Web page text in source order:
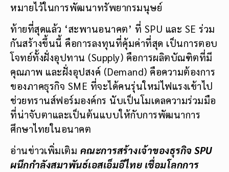
หมายไว้ในการพัฒนาทรัพยากรมนุษย์
ท้ายที่สุดแล้ว ‘สะพานอนาคต’ ที่ SPU และ SE ร่วม
กันสร้างขึ้นนี้ คือการลงทุนที่คุ้มค่าที่สุด เป็นการตอบ
โจทย์ทั้งฝั่งอุปทาน (Supply) คือการผลิตบัณฑิตที่มี
คุณภาพ และฝั่งอุปสงค์ (Demand) คือความต้องการ
ของภาคธุรกิจ SME ที่จะได้คนรุ่นใหม่ไฟแรงเข้าไป
ช่วยทรานส์ฟอร์มองค์กร นับเป็นโมเดลความร่วมมือ
ที่น่าจับตาและเป็นต้นแบบให้กับการพัฒนาการ
ศึกษาไทยในอนาคต
อ่านข่าวเพิ่มเติม คณะการสร้างเจ้าของธุรกิจ SPU
ผนึกกำลังสมาพันธ์เอสเอ็มอีไทย เชื่อมโลกการ